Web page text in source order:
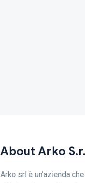
About Arko
Arko srl è un'azienda